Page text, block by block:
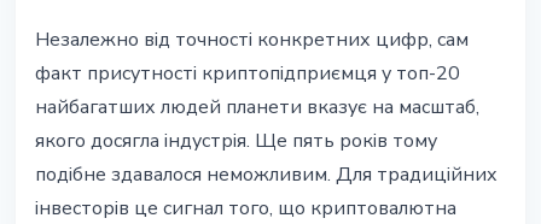
Незалежно від точності конкретних цифр, сам
факт присутності криптопідприємця у топ-20
найбагатших людей планети вказує на масштаб,
якого досягла індустрія. Ще пять років тому
подібне здавалося неможливим. Для традиційних
інвесторів це сигнал того, що криптовалютна